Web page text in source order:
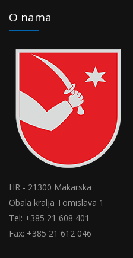
O nama
HR - 21300 Makarska
Obala kralja Tomislava 1
Tel: +385 21 608 401
Fax: +385 21 612 046